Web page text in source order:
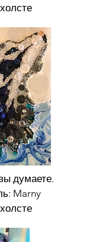
думаете.
Marny